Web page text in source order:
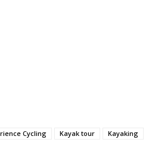
Cycling Kayak tour
Kayaking